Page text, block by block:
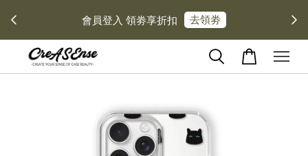
會員登入 領劵享折扣 去領劵